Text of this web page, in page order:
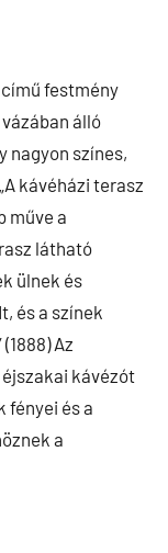
című festmény
álló
nagyon színes,
kávéházi terasz
műve a
látható
ülnek és
és a színek
Az
éjszakai kávézót
fényei és a
a